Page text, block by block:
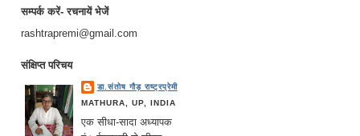
सम्पर्क करें- रचनायें भेजें
rashtrapremi@gmail.com
संक्षिप्त परिचय
डा.संतोष गौड़ राष्ट्रप्रेमी
MATHURA, UP, INDIA
एक सीधा-सादा अध्यापक